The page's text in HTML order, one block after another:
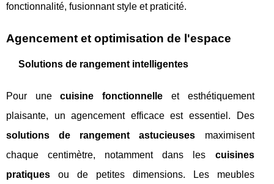
fonctionnalité, fusionnant style et praticité.
Agencement et optimisation de l'espace
Solutions de rangement intelligentes
Pour unecuisine fonctionnelle et esthétiquement
plaisante, un agencement efficace est essentiel. Des
solutions de rangement astucieuses maximisent
chaque centimètre, notamment dans les cuisines
pratiques ou de petites dimensions. Les meubles